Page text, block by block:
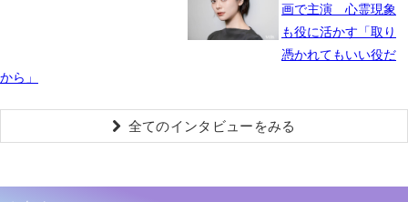
画で主演 心霊現象
も役に活かす「取り
憑かれてもいい役だ
から」
全てのインタビューをみる